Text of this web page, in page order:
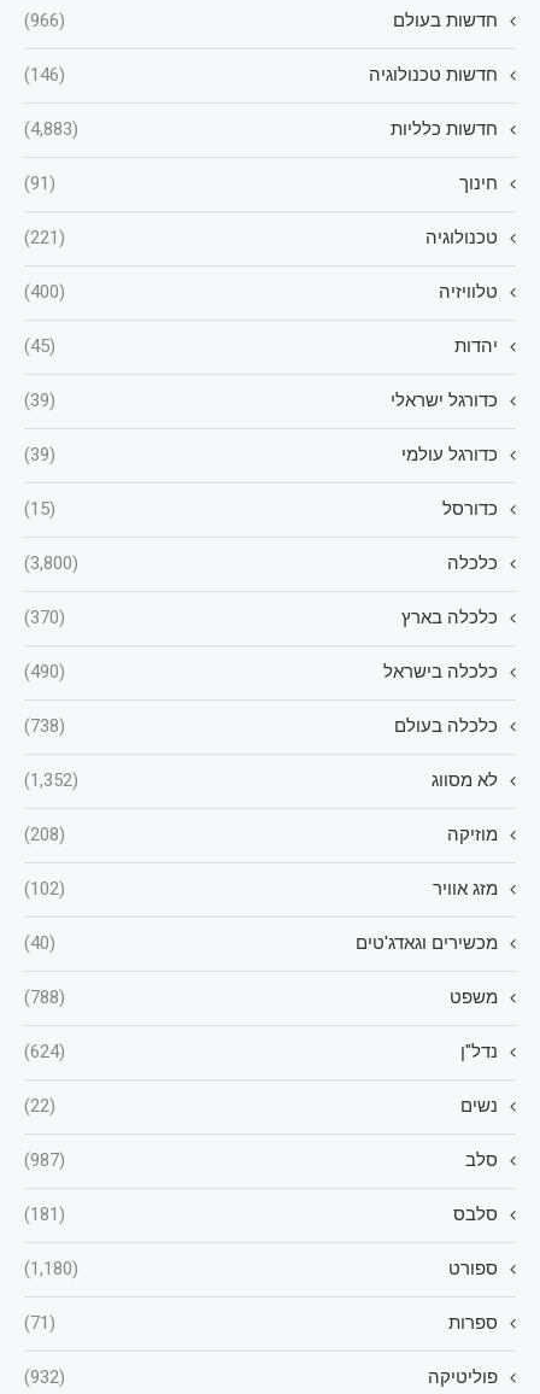
חדשות בעולם (966)
חדשות טכנולוגיה (146)
חדשות כלליות (4,883)
חינוך (91)
טכנולוגיה (221)
טלוויזיה (400)
יהדות (45)
כדורגל ישראלי (39)
כדורגל עולמי (39)
כדורסל (15)
כלכלה (3,800)
כלכלה בארץ (370)
כלכלה בישראל (490)
כלכלה בעולם (738)
לא מסווג (1,352)
מוזיקה (208)
מזג אוויר (102)
מכשירים וגאדג'טים (40)
משפט (788)
נדל"ן (624)
נשים (22)
סלב (987)
סלבס (181)
ספורט (1,180)
ספרות (71)
פוליטיקה (932)